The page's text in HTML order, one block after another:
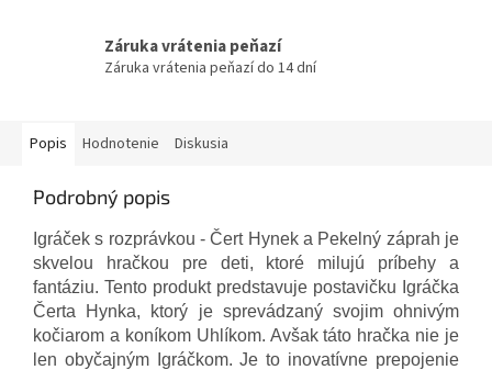
Záruka vrátenia peňazí
Záruka vrátenia peňazí do 14 dní
Popis Hodnotenie Diskusia
Podrobný popis
Igráček s rozprávkou - Čert Hynek a Pekelný záprah je
skvelou hračkou pre deti, ktoré milujú príbehy a
fantáziu. Tento produkt predstavuje postavičku Igráčka
Čerta Hynka, ktorý je sprevádzaný svojim ohnivým
kočiarom a koníkom Uhlíkom. Avšak táto hračka nie je
len obyčajným Igráčkom. Je to inovatívne prepojenie